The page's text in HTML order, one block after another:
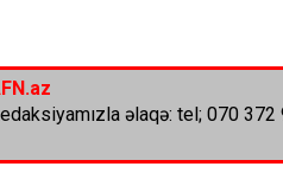
əlaqə: tel; 070